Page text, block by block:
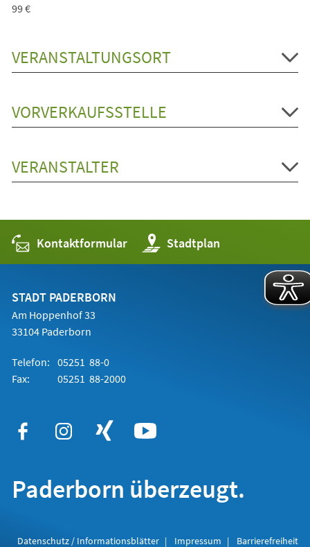
99 €
VERANSTALTUNGSORT
VORVERKAUFSSTELLE
VERANSTALTER
Kontaktformular Stadtplan
(Öffnet
in
einem
STADT PADERBORN
Am Hoppenhof 33
33104 Paderborn
Telefon: 05251 88-0
Fax:
05251 88-2000
Paderborn überzeugt.
Datenschutz / Informationsblätter Impressum
Barrierefreiheit